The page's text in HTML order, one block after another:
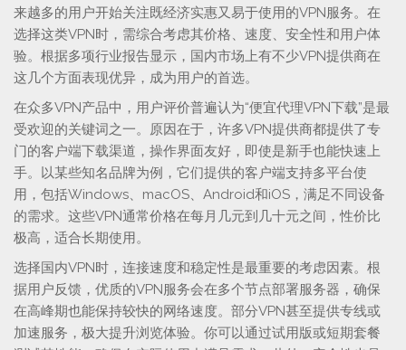
来越多的用户开始关注既经济实惠又易于使用的VPN服务。在
选择这类VPN时，需综合考虑其价格、速度、安全性和用户体
验。根据多项行业报告显示，国内市场上有不少VPN提供商在
这几个方面表现优异，成为用户的首选。
在众多VPN产品中，用户评价普遍认为“便宜代理VPN下载”是最
受欢迎的关键词之一。原因在于，许多VPN提供商都提供了专
门的客户端下载渠道，操作界面友好，即使是新手也能快速上
手。以某些知名品牌为例，它们提供的客户端支持多平台使
用，包括Windows、macOS、Android和iOS，满足不同设备
的需求。这些VPN通常价格在每月几元到几十元之间，性价比
极高，适合长期使用。
选择国内VPN时，连接速度和稳定性是最重要的考虑因素。根
据用户反馈，优质的VPN服务会在多个节点部署服务器，确保
在高峰期也能保持较快的网络速度。部分VPN甚至提供专线或
加速服务，极大提升浏览体验。你可以通过试用版或短期套餐